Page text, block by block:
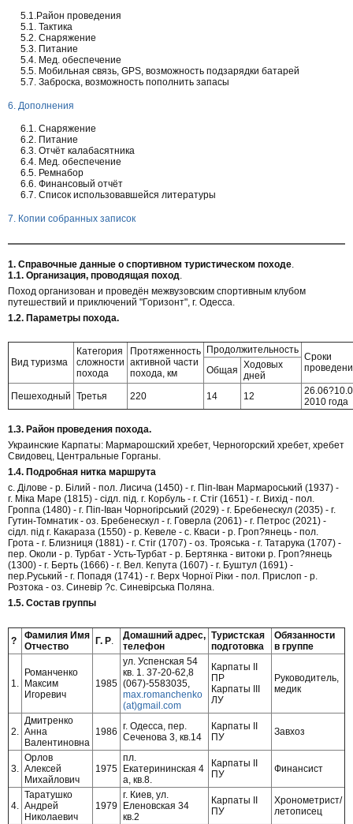
5.1.Район проведения
5.1. Тактика
5.2. Снаряжение
5.3. Питание
5.4. Мед. обеспечение
5.5. Мобильная связь, GPS, возможность подзарядки батарей
5.7. Заброска, возможность пополнить запасы
6. Дополнения
6.1. Снаряжение
6.2. Питание
6.3. Отчёт калабасятника
6.4. Мед. обеспечение
6.5. Ремнабор
6.6. Финансовый отчёт
6.7. Список использовавшейся литературы
7. Копии собранных записок
1. Справочные данные о спортивном туристическом походе
1.1. Организация, проводящая поход
Поход организован и проведён межвузовским спортивным клубом
путешествий и приключений "Горизонт", г. Одесса.
1.2. Параметры похода.
Вид туризма
Категория
сложности
похода
Протяженность
активной части
похода, км
Продолжительность
Сроки
Общая Ходовых
дней
Пешеходный Третья 220 14 12
2010 года
1.3. Район проведения похода.
Украинские Карпаты: Мармарошский хребет, Черногорский хребет, хребет
Свидовец, Центральные Горганы.
1.4. Подробная нитка маршрута
с. Ділове - р. Білий - пол. Лисича (1450) - г. Піп-Іван Мармароський (1937) -
г. Міка Маре (1815) - сідл. під. г. Корбуль - г. Стіг (1651) - г. Вихід - пол.
Гроппа (1480) - г. Піп-Іван Чорногірський (2029) - г. Бребенескул (2035) - г.
Гутин-Томнатик - оз. Бребенескул - г. Говерла (2061) - г. Петрос (2021) -
сідл. під г. Какараза (1550) - р. Кевеле - с. Кваси - р. Гроп?янець - пол.
Грота - г. Близниця (1881) - г. Стіг (1707) - оз. Трояська - г. Татарука (1707) -
пер. Околи - р. Турбат - Усть-Турбат - р. Бертянка - витоки р. Гроп?янець
(1300) - г. Берть (1666) - г. Вел. Кепута (1607) - г. Буштул (1691) -
пер.Руський - г. Попадя (1741) - г. Верх Чорної Ріки - пол. Прислоп - р.
Розтока - оз. Синевір ?с. Синевірська Поляна.
1.5. Состав группы
?
Фамилия Имя
Отчество
Г. Р.
Домашний адрес,
телефон
Туристская
подготовка
Обязанности
в группе
1.
Романченко
Максим
Игоревич
1985
ул. Успенская 54
кв. 1. 37-20-62,8
(067)-5583035,
max.romanchenko
(at)gmail.com
Карпаты II
ПР
Карпаты III
ЛУ
Руководитель,
медик
2.
Дмитренко
Анна
Валентиновна
1986 г. Одесса, пер.
Сеченова 3, кв.14
Карпаты II
ПУ
Завхоз
3.
Орлов
Алексей
Михайлович
1975
пл.
Екатерининская 4
а, кв.8.
Карпаты II
ПУ
Финансист
4.
Таратушко
Андрей
Николаевич
1979
г. Киев, ул.
Еленовская 34
кв.2
Карпаты II
ПУ
Хронометрист/
летописец